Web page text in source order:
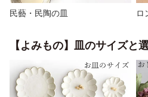
民藝・民陶の皿 ロ
【よみもの】皿のサイズと